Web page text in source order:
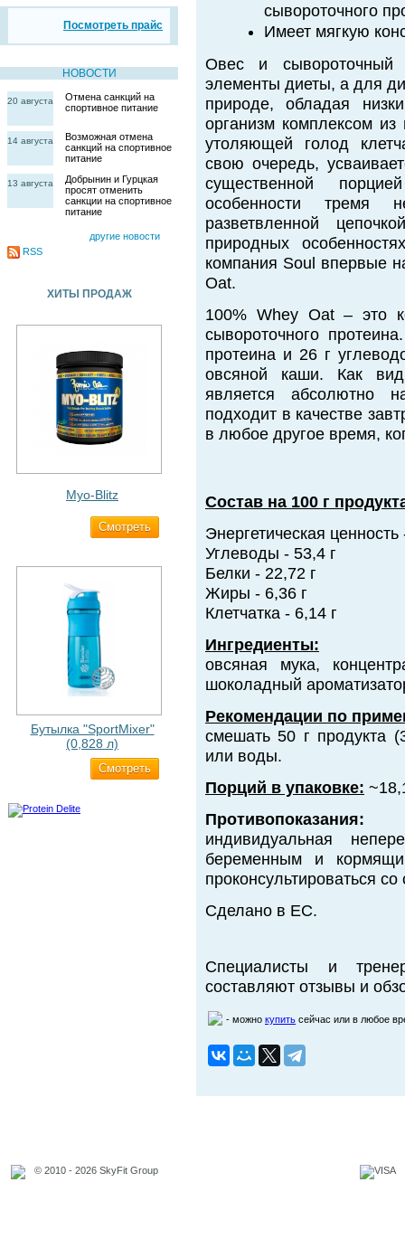
Посмотреть прайс
НОВОСТИ
20 августа
Отмена санкций на
спортивное питание
14 августа
Возможная отмена
санкций на спортивное
питание
13 августа
Добрынин и Гурцкая
просят отменить
санкции на спортивное
питание
другие новости
RSS
ХИТЫ ПРОДАЖ
Myo-Blitz
Cмотреть
Бутылка "SportMixer"
(0,828 л)
Cмотреть
сывороточного
Имеет мягкую
Овес и сывороточный
элементы диеты, а для
природе, обладая
организм комплексом
утоляющей голод
свою очередь,
существенной
особенности тремя
разветвленной
природных
компания Soul впервые
Oat.
100% Whey Oat – это
сывороточного
протеина и 26 г
овсяной каши. Как
является абсолютно
подходит в качестве
в любое другое время,
Состав на 100 г
Энергетическая ценность
Углеводы - 53,4 г
Белки - 22,72 г
Жиры - 6,36 г
Клетчатка - 6,14 г
Ингредиенты:
овсяная мука,
шоколадный
Рекомендации по
смешать 50 г продукта
или воды.
Порций в упаковке:
Противопоказания:
индивидуальная
беременным и
проконсультироваться
Сделано в ЕС.
Специалисты и
составляют отзывы и
- можно купить сейчас или в любое
© 2010 - 2026 SkyFit Group